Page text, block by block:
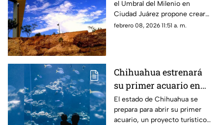
recreativo en Ciudad
Juárez; así planean
transformarlo
el Umbral del Milenio en
Ciudad Juárez propone crear
un espacio recreativo familiar,
febrero 08, 2026 11:51 a. m.
Chihuahua estrenará
su primer acuario en
2026 y estará en la
Sierra Tarahumara
El estado de Chihuahua se
prepara para abrir su primer
acuario, un proyecto turístico y